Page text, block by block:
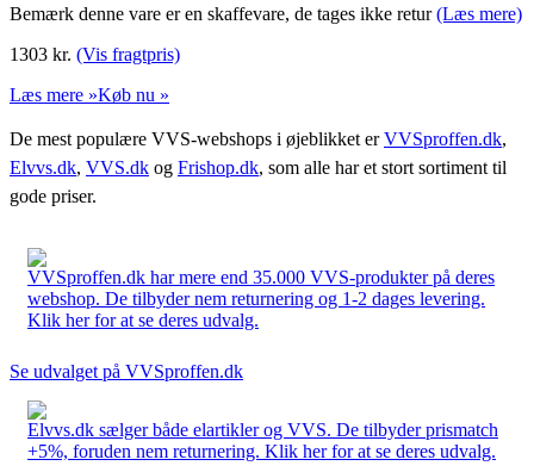
Bemærk denne vare er en skaffevare, de tages ikke retur(Læs mere)
1303 kr. (Vis fragtpris)
Læs mere »Køb nu »
De mest populære VVS-webshops i øjeblikket erVVSproffen.dk,
Elvvs.dk, VVS.dk og Frishop.dk, som alle har et stort sortiment til
gode priser.
VVSproffen.dk har mere end 35.000 VVS-produkter på deres
webshop. De tilbyder nem returnering og 1-2 dages levering.
Klik her for at se deres udvalg.
Se udvalget på VVSproffen.dk
Elvvs.dk sælger både elartikler og VVS. De tilbyder prismatch
+5%, foruden nem returnering. Klik her for at se deres udvalg.